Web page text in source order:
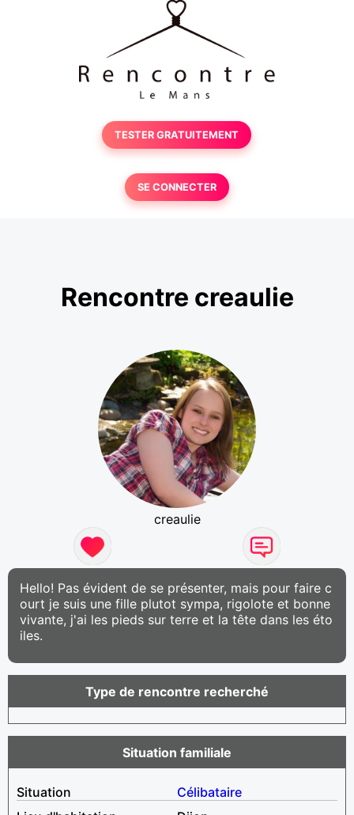
TESTER GRATUITEMENT
SE CONNECTER
Rencontre creaulie
creaulie
Hello! Pas évident de se présenter, mais pour faire c
ourt je suis une fille plutot sympa, rigolote et bonne
vivante, j'ai les pieds sur terre et la tête dans les éto
iles.
Type de rencontre recherché
Situation familiale
Situation
Célibataire